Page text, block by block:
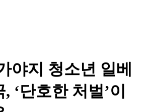
야지 청소년 일베
‘단호한 처벌’이